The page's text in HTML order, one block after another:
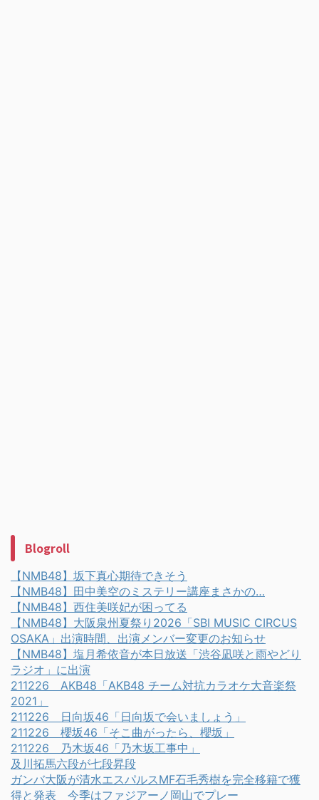
Blogroll
【NMB48】坂下真心期待できそう
【NMB48】田中美空のミステリー講座まさかの…
【NMB48】西住美咲妃が困ってる
【NMB48】大阪泉州夏祭り2026「SBI MUSIC CIRCUS
OSAKA」出演時間、出演メンバー変更のお知らせ
【NMB48】塩月希依音が本日放送「渋谷凪咲と雨やどり
ラジオ」に出演
211226 AKB48「AKB48 チーム対抗カラオケ大音楽祭
2021」
211226 日向坂46「日向坂で会いましょう」
211226 櫻坂46「そこ曲がったら、櫻坂」
211226 乃木坂46「乃木坂工事中」
及川拓馬六段が七段昇段
ガンバ大阪が清水エスパルスMF石毛秀樹を完全移籍で獲
得と発表 今季はファジアーノ岡山でプレー